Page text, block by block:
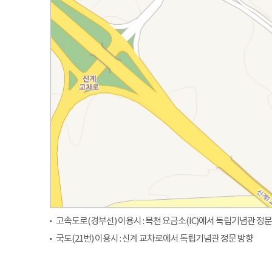
고속도로(경부선) 이용시 : 목천 요금소(IC)에서 독립기념관 정
국도(21번) 이용시 : 신계 교차로에서 독립기념관 정문 방향